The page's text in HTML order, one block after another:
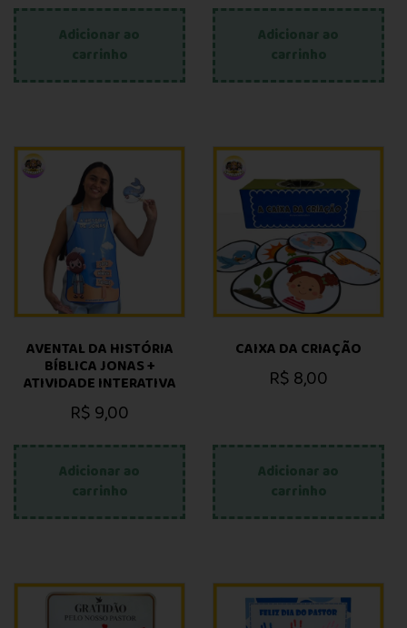
Adicionar ao
carrinho
Adicionar ao
carrinho
AVENTAL DA HISTÓRIA
BÍBLICA JONAS +
ATIVIDADE INTERATIVA
R$9,00
Adicionar ao
carrinho
CAIXA DA CRIAÇÃO
R$8,00
Adicionar ao
carrinho